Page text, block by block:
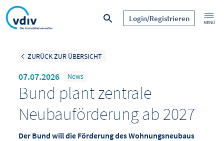
Login/Registrieren
ZURÜCK ZUR ÜBERSICHT
07.07.2026 News
Bund plant zentrale
Neubauförderung ab 2027
Der Bund will die Förderung des Wohnungsneubaus